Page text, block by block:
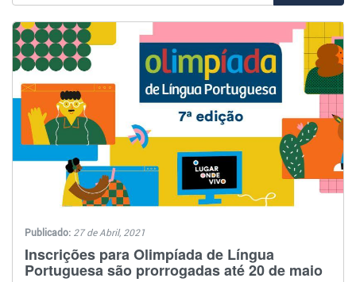
Publicado: 27 de Abril, 2021
Inscrições para Olimpíada de Língua
Portuguesa são prorrogadas até 20 de maio